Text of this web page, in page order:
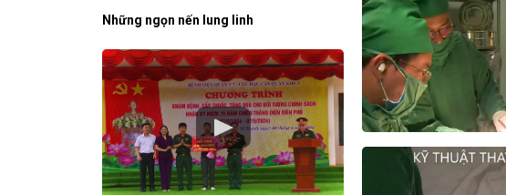
Những ngọn nến lung linh